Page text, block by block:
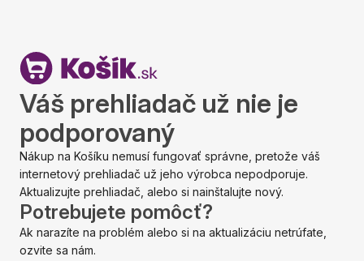
Váš prehliadač už nie je
podporovaný
Nákup na Košíku nemusí fungovať správne, pretože váš
internetový prehliadač už jeho výrobca nepodporuje.
Aktualizujte prehliadač, alebo si nainštalujte nový.
Potrebujete pomôcť?
Ak narazíte na problém alebo si na aktualizáciu netrúfate,
ozvite sa nám.